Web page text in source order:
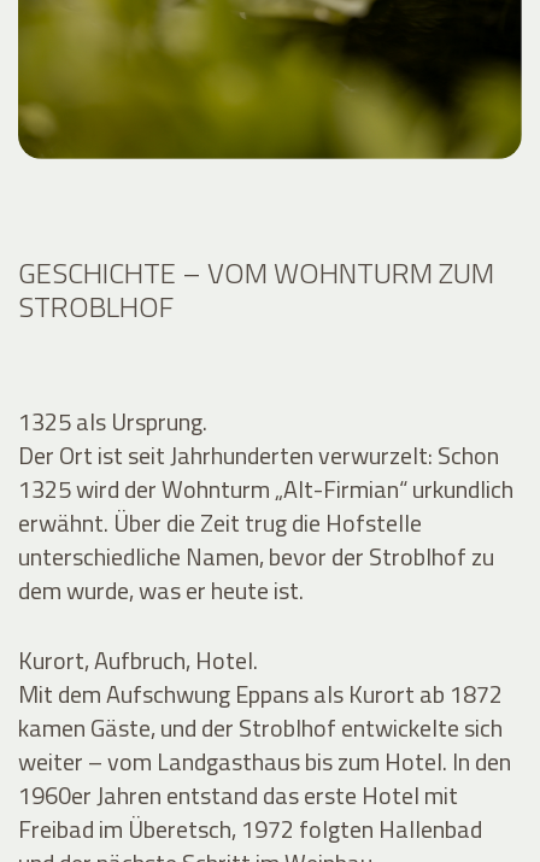
GESCHICHTE – VOM WOHNTURM ZUM
STROBLHOF
1325 als Ursprung.
Der Ort ist seit Jahrhunderten verwurzelt: Schon
1325 wird der Wohnturm „Alt-Firmian“ urkundlich
erwähnt. Über die Zeit trug die Hofstelle
unterschiedliche Namen, bevor der Stroblhof zu
dem wurde, was er heute ist.
Kurort, Aufbruch, Hotel.
Mit dem Aufschwung Eppans als Kurort ab 1872
kamen Gäste, und der Stroblhof entwickelte sich
weiter – vom Landgasthaus bis zum Hotel. In den
1960er Jahren entstand das erste Hotel mit
Freibad im Überetsch, 1972 folgten Hallenbad